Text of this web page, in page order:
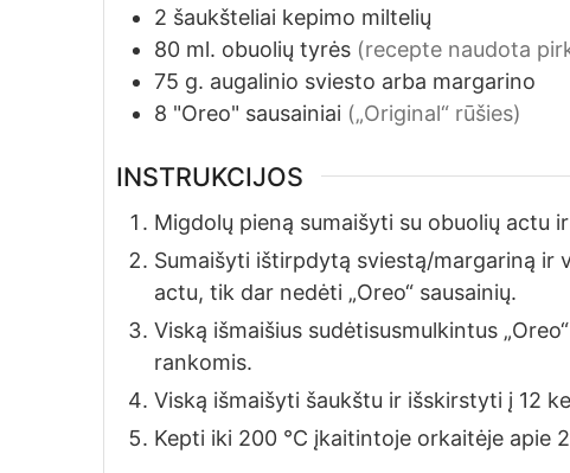
2 šaukšteliai kepimo miltelių
80 ml. obuolių tyrės (recepte naudota
75 g. augalinio sviesto arba margarino
8 "Oreo" sausainiai („Original“ rūšies)
INSTRUKCIJOS
Migdolų pieną sumaišyti su obuolių actu
Sumaišyti ištirpdytą sviestą/margariną ir
actu, tik dar nedėti „Oreo“ sausainių.
Viską išmaišius sudėtisusmulkintus
rankomis.
Viską išmaišyti šaukštu ir išskirstyti į 12
Kepti iki 200 °C įkaitintoje orkaitėje apie